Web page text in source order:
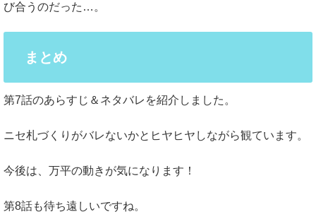
び合うのだった…。
まとめ
第7話のあらすじ＆ネタバレを紹介しました。
ニセ札づくりがバレないかとヒヤヒヤしながら観ています。
今後は、万平の動きが気になります！
第8話も待ち遠しいですね。